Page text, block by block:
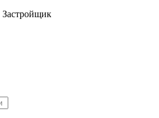
Застройщик